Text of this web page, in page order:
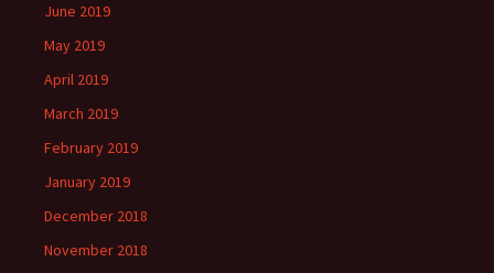
June 2019
May 2019
April 2019
March 2019
February 2019
January 2019
December 2018
November 2018